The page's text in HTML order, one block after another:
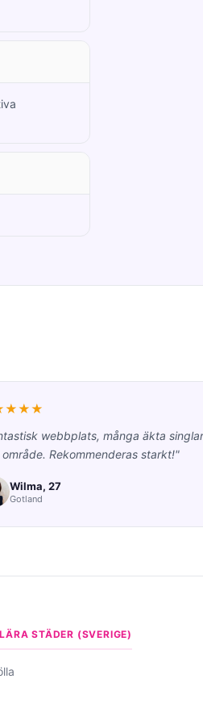
webbplats, många äkta
Rekommenderas starkt!"
Wilma, 27
Gotland
STÄDER (SVERIGE)